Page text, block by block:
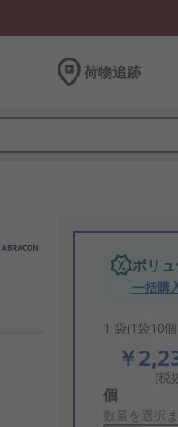
荷物追跡
ボリ
一括購
1 袋(1袋10
￥
(税
Add
to
個
数量を選択